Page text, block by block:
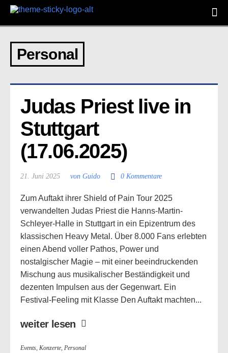
Personal
Judas Priest live in
Stuttgart
(17.06.2025)
21. Juni 2025 von Guido 0 Kommentare
Zum Auftakt ihrer Shield of Pain Tour 2025
verwandelten Judas Priest die Hanns-Martin-
Schleyer-Halle in Stuttgart in ein Epizentrum des
klassischen Heavy Metal. Über 8.000 Fans erlebten
einen Abend voller Pathos, Power und
nostalgischer Magie – mit einer beeindruckenden
Mischung aus musikalischer Beständigkeit und
dezenten Impulsen aus der Gegenwart. Ein
Festival-Feeling mit Klasse Den Auftakt machten...
weiter lesen
Events, Konzerte, Personal